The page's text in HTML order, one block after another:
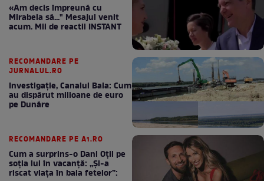
«Am decis împreună cu
Mirabela să..." Mesajul venit
acum. Mii de reactii INSTANT
RECOMANDARE PE
JURNALUL.RO
Investigație, Canalul Bala: Cum
au dispărut milioane de euro
pe Dunăre
RECOMANDARE PE A1.RO
Cum a surprins-o Dani Oțil pe
soția lui în vacanță: „Și-a
riscat viața în baia fetelor”: